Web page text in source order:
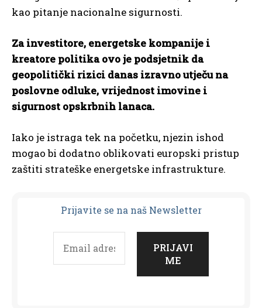
kao pitanje nacionalne sigurnosti.
Za investitore, energetske kompanije i
kreatore politika ovo je podsjetnik da
geopolitički rizici danas izravno utječu na
poslovne odluke, vrijednost imovine i
sigurnost opskrbnih lanaca.
Iako je istraga tek na početku, njezin ishod
mogao bi dodatno oblikovati europski pristup
zaštiti strateške energetske infrastrukture.
Prijavite se na naš Newsletter